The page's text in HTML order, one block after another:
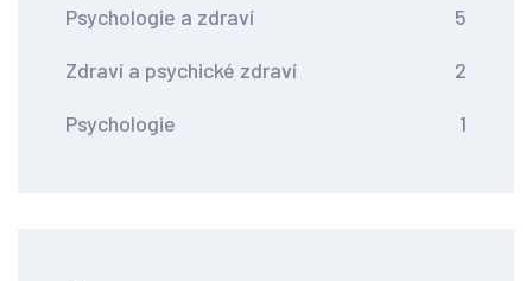
Psychologie a zdraví 5
Zdraví a psychické zdraví 2
Psychologie 1